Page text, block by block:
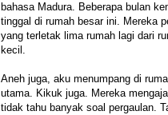
bahasa Madura. Beberapa bulan
tinggal di rumah besar ini. Mereka
yang terletak lima rumah lagi dari
kecil.
Aneh juga, aku menumpang di
utama. Kikuk juga. Mereka
tidak tahu banyak soal pergaulan.